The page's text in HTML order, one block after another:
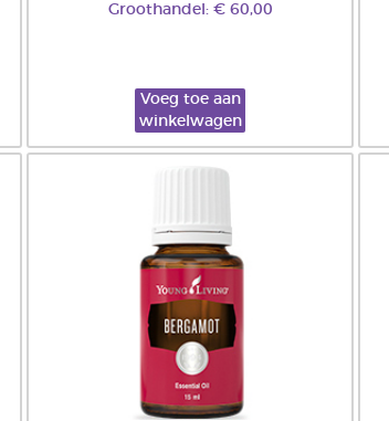
Groothandel: € 60,00
Voeg toe aan
winkelwagen